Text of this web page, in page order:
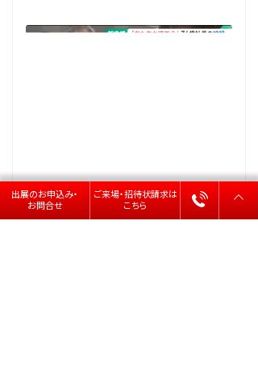
出展のお申込み・
お問合せ
ご来場・招待状請求は
こちら